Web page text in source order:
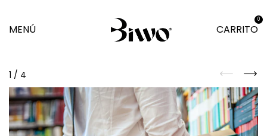
MENÚ CARRITO
0
1 / 4